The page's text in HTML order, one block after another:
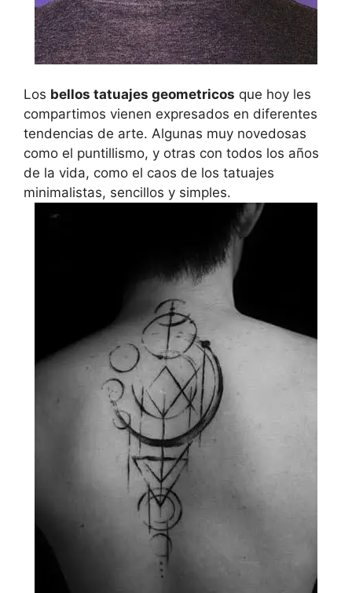
Los bellos tatuajes geometricos que hoy les
compartimos vienen expresados en diferentes
tendencias de arte. Algunas muy novedosas
como el puntillismo, y otras con todos los años
de la vida, como el caos de los tatuajes
minimalistas, sencillos y simples.